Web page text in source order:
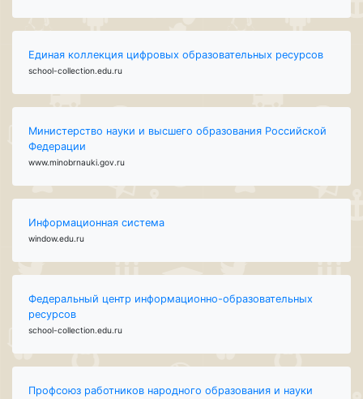
Единая коллекция цифровых образовательных ресурсов
school-collection.edu.ru
Министерство науки и высшего образования Российской
Федерации
www.minobrnauki.gov.ru
Информационная система
window.edu.ru
Федеральный центр информационно-образовательных
ресурсов
school-collection.edu.ru
Профсоюз работников народного образования и науки